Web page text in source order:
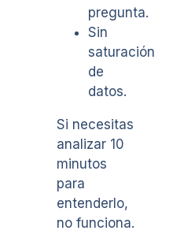
pregunta.
Sin
saturación
de
datos.
Si necesitas
analizar 10
minutos
para
entenderlo,
no funciona.